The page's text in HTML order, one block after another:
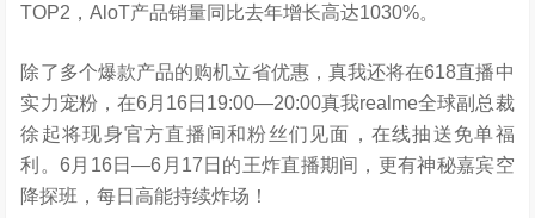
TOP2，AloT产品销量同比去年增长高达1030%。
除了多个爆款产品的购机立省优惠，真我还将在618直播中
实力宠粉，在6月16日19:00—20:00真我realme全球副总裁
徐起将现身官方直播间和粉丝们见面，在线抽送免单福
利。6月16日—6月17日的王炸直播期间，更有神秘嘉宾空
降探班，每日高能持续炸场！